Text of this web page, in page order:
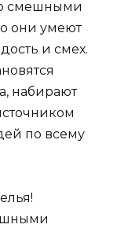
смешными
они умеют
и смех.
набирают
по всему